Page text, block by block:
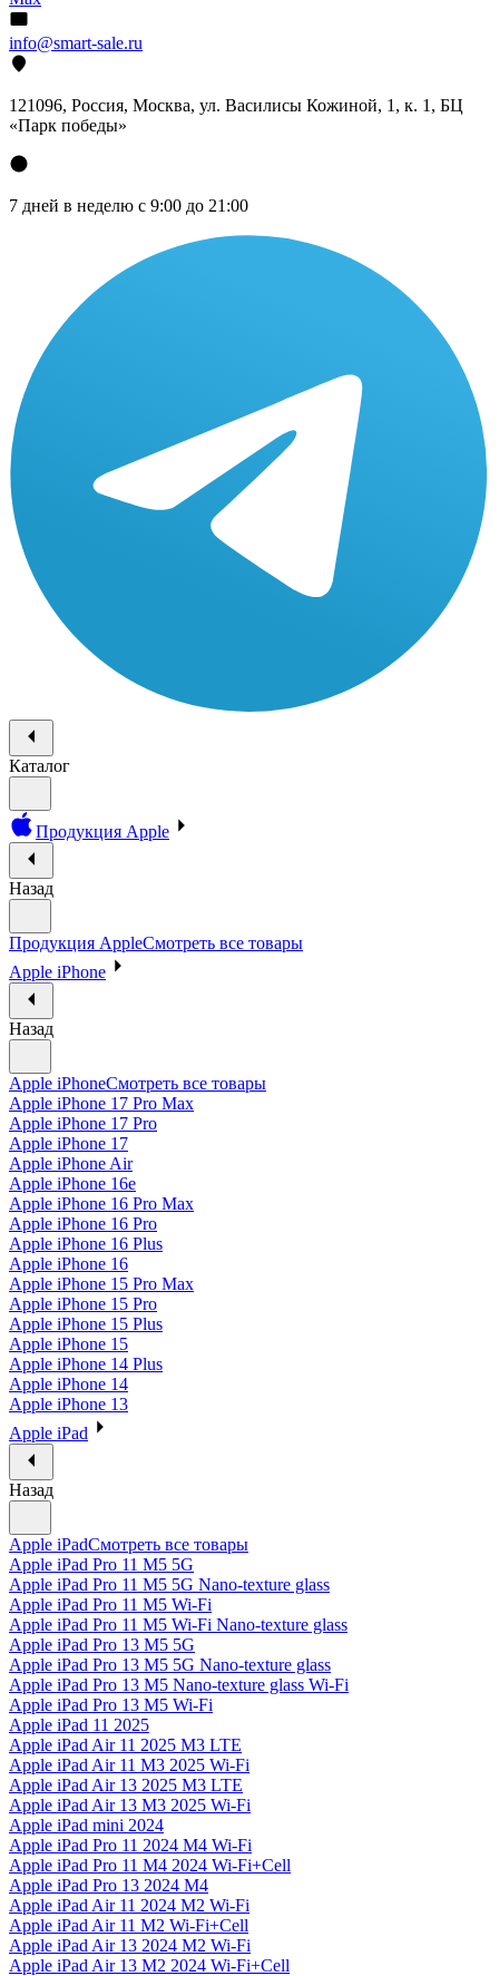
info@smart-sale.ru
121096, Россия, Москва, ул. Василисы Кожиной, 1, к. 1, БЦ
«Парк победы»
7 дней в неделю с 9:00 до 21:00
Каталог
Продукция Apple
Назад
Продукция AppleСмотреть все товары
Apple iPhone
Назад
Apple iPhoneСмотреть все товары
Apple iPhone 17 Pro Max
Apple iPhone 17 Pro
Apple iPhone 17
Apple iPhone Air
Apple iPhone 16e
Apple iPhone 16 Pro Max
Apple iPhone 16 Pro
Apple iPhone 16 Plus
Apple iPhone 16
Apple iPhone 15 Pro Max
Apple iPhone 15 Pro
Apple iPhone 15 Plus
Apple iPhone 15
Apple iPhone 14 Plus
Apple iPhone 14
Apple iPhone 13
Apple iPad
Назад
Apple iPadСмотреть все товары
Apple iPad Pro 11 M5 5G
Apple iPad Pro 11 M5 5G Nano-texture glass
Apple iPad Pro 11 M5 Wi-Fi
Apple iPad Pro 11 M5 Wi-Fi Nano-texture glass
Apple iPad Pro 13 M5 5G
Apple iPad Pro 13 M5 5G Nano-texture glass
Apple iPad Pro 13 M5 Nano-texture glass Wi-Fi
Apple iPad Pro 13 M5 Wi-Fi
Apple iPad 11 2025
Apple iPad Air 11 2025 M3 LTE
Apple iPad Air 11 M3 2025 Wi-Fi
Apple iPad Air 13 2025 M3 LTE
Apple iPad Air 13 M3 2025 Wi-Fi
Apple iPad mini 2024
Apple iPad Pro 11 2024 M4 Wi-Fi
Apple iPad Pro 11 M4 2024 Wi-Fi+Cell
Apple iPad Pro 13 2024 M4
Apple iPad Air 11 2024 M2 Wi-Fi
Apple iPad Air 11 M2 Wi-Fi+Cell
Apple iPad Air 13 2024 M2 Wi-Fi
Apple iPad Air 13 M2 2024 Wi-Fi+Cell